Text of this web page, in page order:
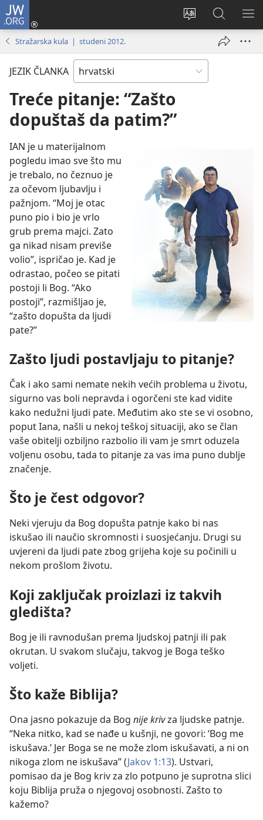
JW.ORG
Promijeni
Prijava
(otvara
prozor)
JW.ORG
|
Pretraga
Stražarska kula | studeni 2012.
JEZIK ČLANKA
Treće pitanje: “Zašto
dopuštaš da patim?”
IAN je u materijalnom
pogledu imao sve što mu
je trebalo, no čeznuo je
za očevom ljubavlju i
pažnjom. “Moj je otac
puno pio i bio je vrlo
grub prema majci. Zato
ga nikad nisam previše
volio”, ispričao je. Kad je
odrastao, počeo se pitati
postoji li Bog. “Ako
postoji”, razmišljao je,
“zašto dopušta da ljudi
pate?”
Zašto ljudi postavljaju to pitanje?
Čak i ako sami nemate nekih većih problema u životu,
sigurno vas boli nepravda i ogorčeni ste kad vidite
kako nedužni ljudi pate. Međutim ako ste se vi osobno,
poput Iana, našli u nekoj teškoj situaciji, ako se član
vaše obitelji ozbiljno razbolio ili vam je smrt oduzela
voljenu osobu, tada to pitanje za vas ima puno dublje
značenje.
Što je čest odgovor?
Neki vjeruju da Bog dopušta patnje kako bi nas
iskušao ili naučio skromnosti i suosjećanju. Drugi su
uvjereni da ljudi pate zbog grijeha koje su počinili u
nekom prošlom životu.
Koji zaključak proizlazi iz takvih
gledišta?
Bog je ili ravnodušan prema ljudskoj patnji ili pak
okrutan. U svakom slučaju, takvog je Boga teško
voljeti.
Što kaže Biblija?
Ona jasno pokazuje da Bog nije krivza ljudske patnje.
“Neka nitko, kad se nađe u kušnji, ne govori: ‘Bog me
iskušava.’ Jer Boga se ne može zlom iskušavati, a ni on
nikoga zlom ne iskušava” (Jakov 1:13). Ustvari,
pomisao da je Bog kriv za zlo potpuno je suprotna slici
koju Biblija pruža o njegovoj osobnosti. Zašto to
kažemo?